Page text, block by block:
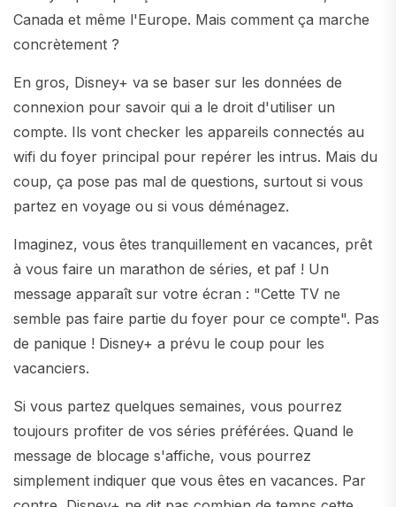
Canada et même l'Europe. Mais comment ça marche
concrètement ?
En gros, Disney+ va se baser sur les données de
connexion pour savoir qui a le droit d'utiliser un
compte. Ils vont checker les appareils connectés au
wifi du foyer principal pour repérer les intrus. Mais du
coup, ça pose pas mal de questions, surtout si vous
partez en voyage ou si vous déménagez.
Imaginez, vous êtes tranquillement en vacances, prêt
à vous faire un marathon de séries, et paf ! Un
message apparaît sur votre écran : "Cette TV ne
semble pas faire partie du foyer pour ce compte". Pas
de panique ! Disney+ a prévu le coup pour les
vacanciers.
Si vous partez quelques semaines, vous pourrez
toujours profiter de vos séries préférées. Quand le
message de blocage s'affiche, vous pourrez
simplement indiquer que vous êtes en vacances. Par